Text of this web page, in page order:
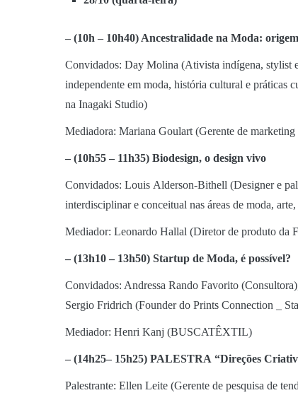
– (10h – 10h40) Ancestralidade na Moda:
Convidados: Day Molina (Ativista indígena, stylist
independente em moda, história cultural e práticas
na Inagaki Studio)
Mediadora: Mariana Goulart (Gerente de
– (10h55 – 11h35) Biodesign, o design vivo
Convidados: Louis Alderson-Bithell (Designer e
interdisciplinar e conceitual nas áreas de moda,
Mediador: Leonardo Hallal (Diretor de produto da
– (13h10 – 13h50) Startup de Moda, é possível?
Convidados: Andressa Rando Favorito
Sergio Fridrich (Founder do Prints Connection _
Mediador: Henri Kanj (BUSCATÊXTIL)
– (14h25– 15h25) PALESTRA “Direções
Palestrante: Ellen Leite (Gerente de pesquisa de